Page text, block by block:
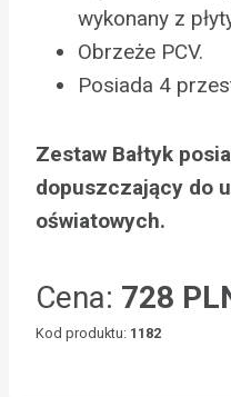
wykonany z
Obrzeże PCV.
Posiada 4
Zestaw Bałtyk
dopuszczający do
oświatowych.
Cena: 728
Kod produktu: 1182